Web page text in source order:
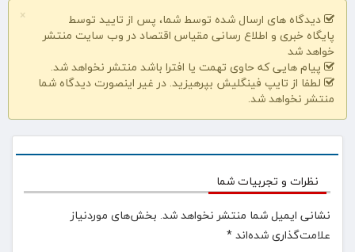
×
دیدگاه های ارسال شده توسط شما، پس از تایید توسط
پایگاه خبری و اطلاع رسانی مقیاس اقتصاد در وب سایت منتشر
خواهد شد
پیام هایی که حاوی تهمت یا افترا باشد منتشر نخواهد شد.
لطفا از تایپ فینگلیش بپرهیزید. در غیر اینصورت دیدگاه شما
منتشر نخواهد شد.
نظرات و تجربیات شما
نشانی ایمیل شما منتشر نخواهد شد. بخش‌های موردنیاز
علامت‌گذاری شده‌اند*